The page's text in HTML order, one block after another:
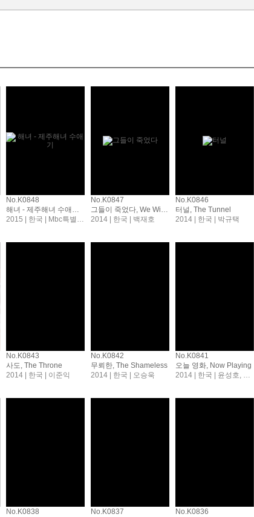
No.K0848
해녀 - 제주해녀 수애기, Haenyeo
2015 | 한국 | Mbc특별기획
No.K0847
그들이 죽었다, We Will Be Ok
2014 | 한국 | 백재호
No.K0846
터널, The Tunnel
2014 | 한국 | 박규택
No.K0843
사도, The Throne
2014 | 한국 | 이준익
No.K0842
무뢰한, The Shameless
2014 | 한국 | 오승욱
No.K0841
오늘 영화, Now Playing
2014 | 한국 | 윤성호, 강경태, 구교환
No.K0838
No.K0837
No.K0836